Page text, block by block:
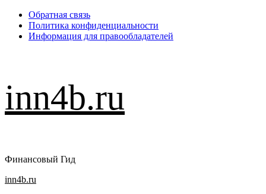
Перейти
содержимому
Обратная связь
Политика конфиденциальности
Информация для правообладателей
inn4b.ru
Финансовый Гид
Основное
inn4b.ru